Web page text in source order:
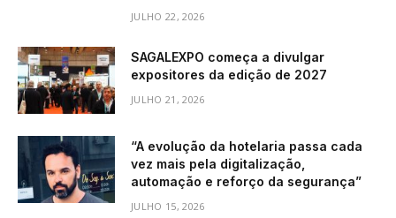
JULHO 22, 2026
SAGALEXPO começa a divulgar
expositores da edição de 2027
JULHO 21, 2026
“A evolução da hotelaria passa cada
vez mais pela digitalização,
automação e reforço da segurança”
JULHO 15, 2026